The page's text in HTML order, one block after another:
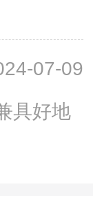
07-09
具好地